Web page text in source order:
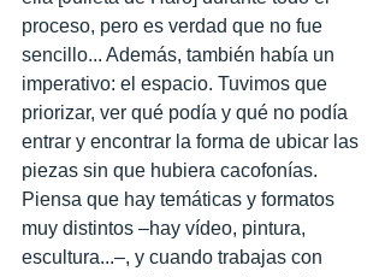
proceso, pero es verdad que no fue
sencillo... Además, también había un
imperativo: el espacio. Tuvimos que
priorizar, ver qué podía y qué no podía
entrar y encontrar la forma de ubicar las
piezas sin que hubiera cacofonías.
Piensa que hay temáticas y formatos
muy distintos –hay vídeo, pintura,
escultura...–, y cuando trabajas con